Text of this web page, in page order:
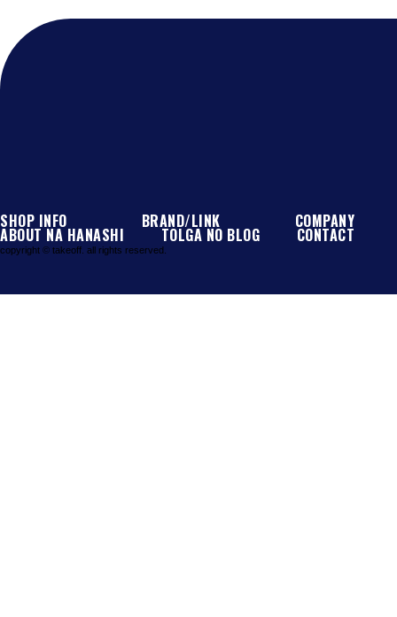
@takeoff16_jpさんのツイート
SHOP INFO BRAND/LINK COMPANY
ABOUT NA HANASHI TOLGA NO BLOG CONTACT
copyright © takeoff. all rights reserved.